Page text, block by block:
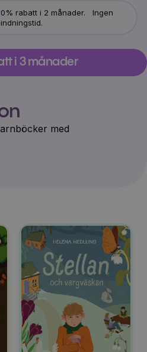
rabatt i 2 månader. Ingen
i 3 månader
med